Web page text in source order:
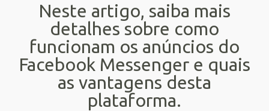
Neste artigo, saiba mais
detalhes sobre como
funcionam os anúncios do
Facebook Messenger e quais
as vantagens desta
plataforma.